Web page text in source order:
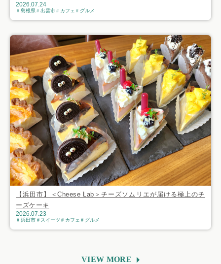
2026.07.24
島根県 出雲市 カフェ グルメ
【浜田市】＜Cheese Lab＞チーズソムリエが届ける極上のチ
ーズケーキ
2026.07.23
浜田市 スイーツ カフェ グルメ
VIEW MORE